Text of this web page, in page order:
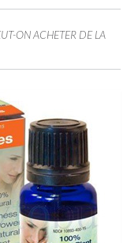
ON ACHETER DE LA